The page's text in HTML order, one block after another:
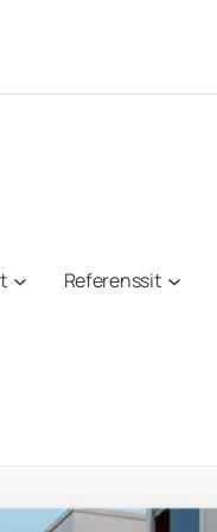
Referenssit